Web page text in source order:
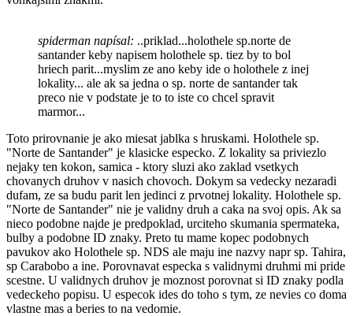
spiderman napísal: ..priklad...holothele sp.norte de
santander keby napisem holothele sp. tiez by to bol
hriech parit...myslim ze ano keby ide o holothele z inej
lokality... ale ak sa jedna o sp. norte de santander tak
preco nie v podstate je to to iste co chcel spravit
marmor...
Toto prirovnanie je ako miesat jablka s hruskami. Holothele sp.
"Norte de Santander" je klasicke especko. Z lokality sa priviezlo
nejaky ten kokon, samica - ktory sluzi ako zaklad vsetkych
chovanych druhov v nasich chovoch. Dokym sa vedecky nezaradi
dufam, ze sa budu parit len jedinci z prvotnej lokality. Holothele sp.
"Norte de Santander" nie je validny druh a caka na svoj opis. Ak sa
nieco podobne najde je predpoklad, urciteho skumania spermateka,
bulby a podobne ID znaky. Preto tu mame kopec podobnych
pavukov ako Holothele sp. NDS ale maju ine nazvy napr sp. Tahira,
sp Carabobo a ine. Porovnavat especka s validnymi druhmi mi pride
scestne. U validnych druhov je moznost porovnat si ID znaky podla
vedeckeho popisu. U especok ides do toho s tym, ze nevies co doma
vlastne mas a beries to na vedomie.